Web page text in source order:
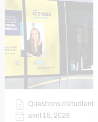
Questions d’étudiants
avril 15, 2026